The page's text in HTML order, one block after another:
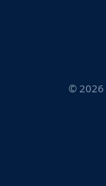
© 2026